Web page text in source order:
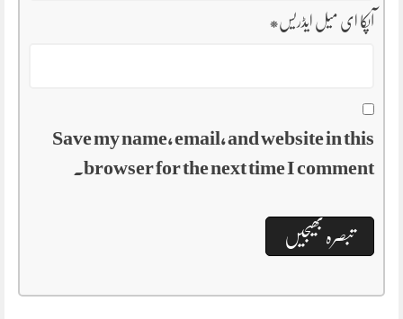
آپکا ای میل ایڈریس*
Save my name, email, and website in this
browser for the next time I comment.